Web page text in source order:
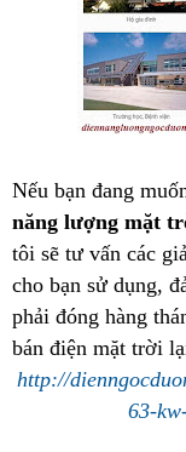
Nếu bạn đang
năng lượng mặt
tôi sẽ tư vấn các
cho bạn sử dụng,
phải đóng hàng
bán điện mặt trời
http://
63-